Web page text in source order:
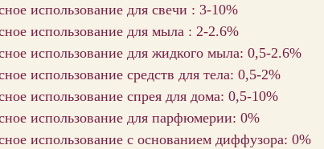
использование для свечи : 3-10%
использование для мыла : 2-2.6%
использование для жидкого мыла: 0,5-2.6%
использование средств для тела: 0,5-2%
использование спрея для дома: 0,5-10%
использование для парфюмерии: 0%
использование с основанием диффузора: 0%